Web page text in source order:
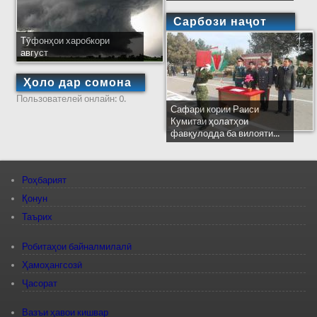
Тӯфонҳои харобкори
август
Ҳоло дар сомона
Пользователей онлайн: 0.
Сарбози наҷот
Сафари кории Раиси
Кумитаи ҳолатҳои
фавқулодда ба вилояти...
Роҳбарият
Қонун
Таърих
Робитаҳои байналмилалӣ
Ҳамоҳангсозӣ
Ҷасорат
Вазъи ҳавои кишвар